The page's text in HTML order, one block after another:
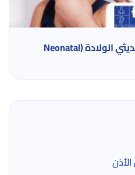
فحص السمع في الأطفال حديثي الولادة (Neonatal